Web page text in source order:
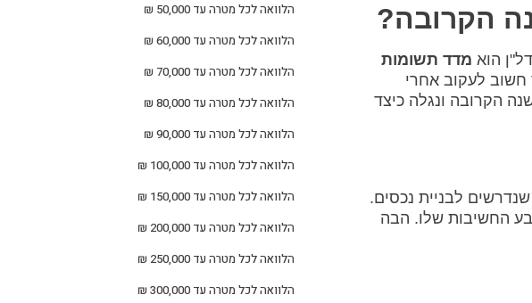
הקרובה?
הוא מדד תשומות
חשוב לעקוב אחרי
הקרובה ונגלה כיצד
לבניית נכסים.
החשיבות שלו. הבה
הלוואה לכל מטרה עד 50,000 ₪
הלוואה לכל מטרה עד 60,000 ₪
הלוואה לכל מטרה עד 70,000 ₪
הלוואה לכל מטרה עד 80,000 ₪
הלוואה לכל מטרה עד 90,000 ₪
הלוואה לכל מטרה עד 100,000 ₪
הלוואה לכל מטרה עד 150,000 ₪
הלוואה לכל מטרה עד 200,000 ₪
הלוואה לכל מטרה עד 250,000 ₪
הלוואה לכל מטרה עד 300,000 ₪